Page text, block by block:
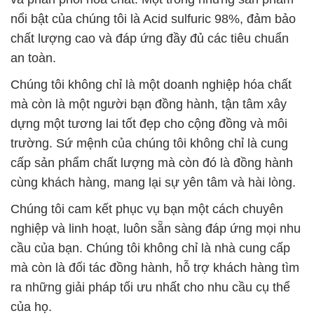
cùng khách hàng, mang lại sự yên tâm và hài lòng.
Chúng tôi cam kết phục vụ bạn một cách chuyên
nghiệp và linh hoạt, luôn sẵn sàng đáp ứng mọi nhu
cầu của bạn. Chúng tôi không chỉ là nhà cung cấp
mà còn là đối tác đồng hành, hỗ trợ khách hàng tìm
ra những giải pháp tối ưu nhất cho nhu cầu cụ thể
của họ.
Sự đa dạng và chuyên nghiệp trong sản phẩm là
một điểm mạnh của chúng tôi, đảm bảo rằng chúng
tôi có thể đáp ứng mọi yêu cầu đặc biệt của khách
hàng từ nhiều ngành công nghiệp khác nhau.
Chúng tôi tuân thủ các quy tắc và tiêu chuẩn bảo vệ
môi trường, đảm bảo rằng mỗi sản phẩm và quy
trình sản xuất của chúng tôi không gây hại cho môi
trường. Chúng tôi không chỉ chú trọng đến chất